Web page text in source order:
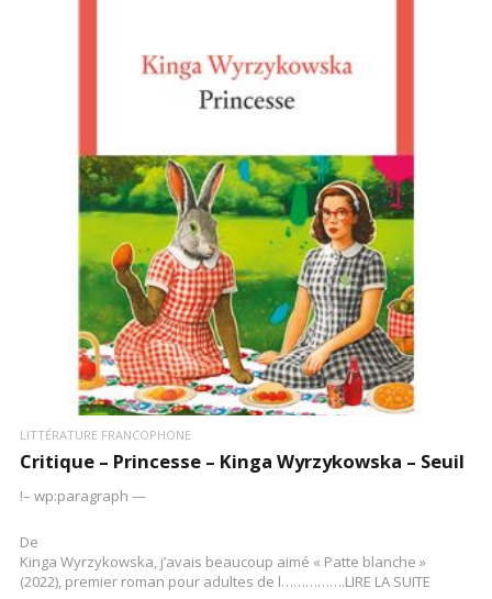
LIRE LA SUITE
LITTÉRATURE FRANCOPHONE
Critique – Princesse – Kinga Wyrzykowska – Seuil
!– wp:paragraph —
De
Kinga Wyrzykowska, j’avais beaucoup aimé « Patte blanche »
(2022), premier roman pour adultes de l…………….LIRE LA SUITE